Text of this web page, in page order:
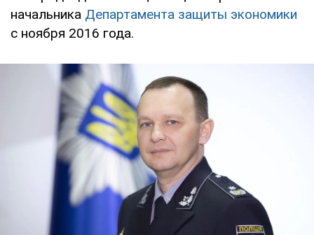
начальника Департамента защиты экономики
с ноября 2016 года.